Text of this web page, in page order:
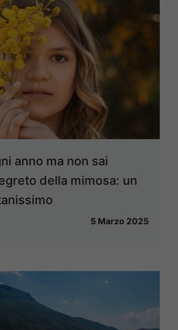
anno ma non sai
della mimosa: un
5 Marzo 2025